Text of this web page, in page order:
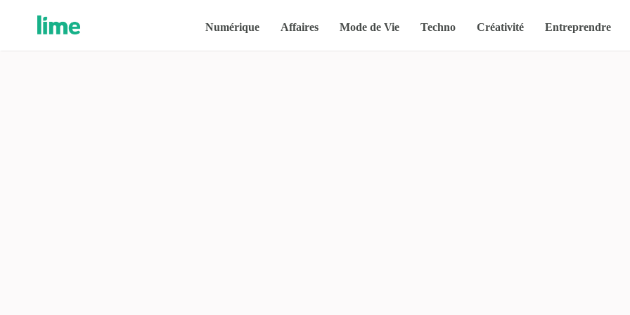
Numérique Affaires Mode de Vie Techno Créativité Entreprendre